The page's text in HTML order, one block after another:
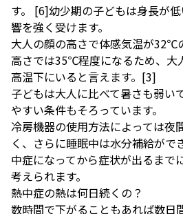
す。
[6]幼少期の子どもは身長が
響を強く受けます。
大人の顔の高さで体感気温が32℃
高さでは35℃程度になるため、大
高温下にいると言えます。 [3]
子どもは大人に比べて暑さも弱い
やすい条件もそろっています。
冷房機器の使用方法によっては夜
く、さらに睡眠中は水分補給がで
中症になってから症状が出るまで
考えられます。
熱中症の熱は何日続くの？
数時間で下がることもあれば数日